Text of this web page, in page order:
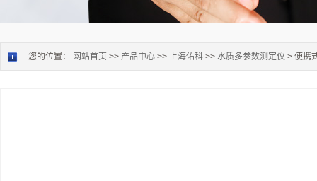
您的位置： 网站首页 >> 产品中心 >> 上海佑科 >> 水质多参数测定仪 > 便携